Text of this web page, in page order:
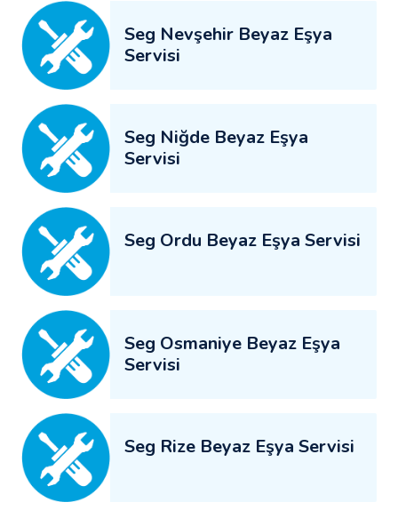
Seg Nevşehir Beyaz Eşya
Servisi
Seg Niğde Beyaz Eşya
Servisi
Seg Ordu Beyaz Eşya Servisi
Seg Osmaniye Beyaz Eşya
Servisi
Seg Rize Beyaz Eşya Servisi